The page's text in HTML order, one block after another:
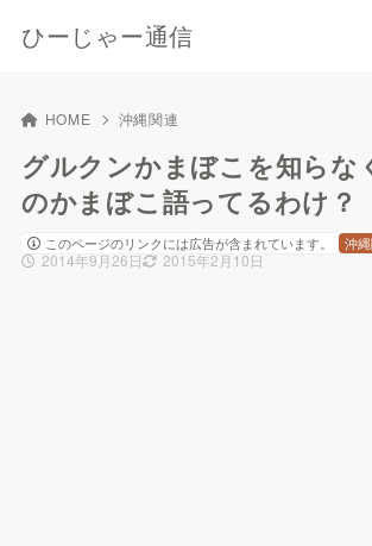
ひーじゃー通信
HOME 沖縄関連
グルクンかまぼこを知らな
のかまぼこ語ってるわけ？
このページのリンクには広告が含まれています。
2014年9月26日 2015年2月10日
沖